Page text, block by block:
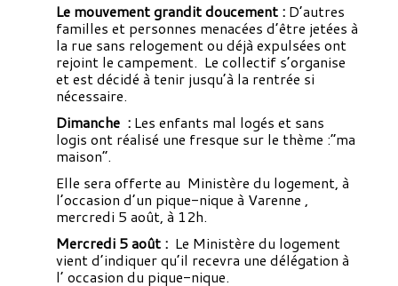
Le mouvement grandit doucement : D’autres
familles et personnes menacées d’être jetées à
la rue sans relogement ou déjà expulsées ont
rejoint le campement. Le collectif s’organise
et est décidé à tenir jusqu’à la rentrée si
nécessaire.
Dimanche :Les enfants mal logés et sans
logis ont réalisé une fresque sur le thème :”ma
maison”.
Elle sera offerte au Ministère du logement, à
l’occasion d’un pique-nique à Varenne ,
mercredi 5 août, à 12h.
Mercredi 5 août : Le Ministère du logement
vient d’indiquer qu’il recevra une délégation à
l’ occasion du pique-nique.